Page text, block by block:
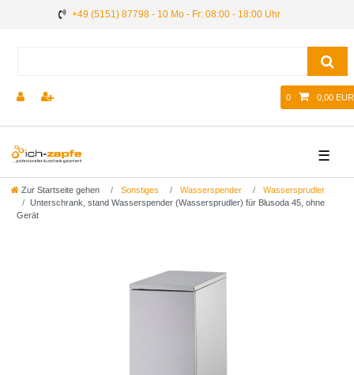
+49 (5151) 87798 - 10 Mo - Fr: 08:00 - 18:00 Uhr
0 0,00 EUR
☰
Zur Startseite gehen Sonstiges Wasserspender
Wassersprudler
Unterschrank, stand Wasserspender (Wassersprudler) für Blusoda 45, ohne
Gerät